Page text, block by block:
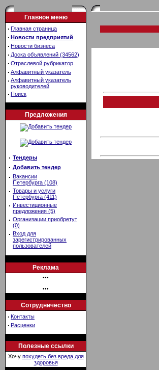
Главное меню
· Главная страница
· Новости предприятий
· Новости бизнеса
· Доска объявлений (34562)
· Отраслевой рубрикатор
· Алфавитный указатель
· Алфавитный указатель
руководителей
· Поиск
Предложения
· Тендеры
· Добавить тендер
· Вакансии
Петербурга (108)
· Товары и услуги
Петербурга (411)
· Инвестиционные
предложения (5)
· Организации приобретут
(0)
· Вход для
зарегистрированных
пользователей
Реклама
•••
•••
Сотрудничество
· Контакты
· Расценки
Полезные ссылки
Хочу похудеть без вреда для
здоровья